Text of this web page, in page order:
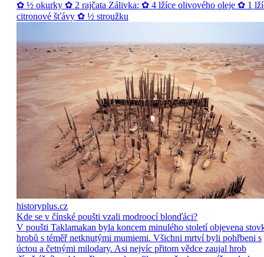
✿ ½ okurky ✿ 2 rajčata Zálivka: ✿ 4 lžíce olivového oleje ✿ 1
citronové šťávy ✿ ½ stroužku
historyplus.cz
Kde se v čínské poušti vzali modroocí blonďáci?
V poušti Taklamakan byla koncem minulého století objevena
hrobů s téměř netknutými mumiemi. Všichni mrtví byli pohřbeni s
úctou a četnými milodary. Asi nejvíc přitom vědce zaujal hrob